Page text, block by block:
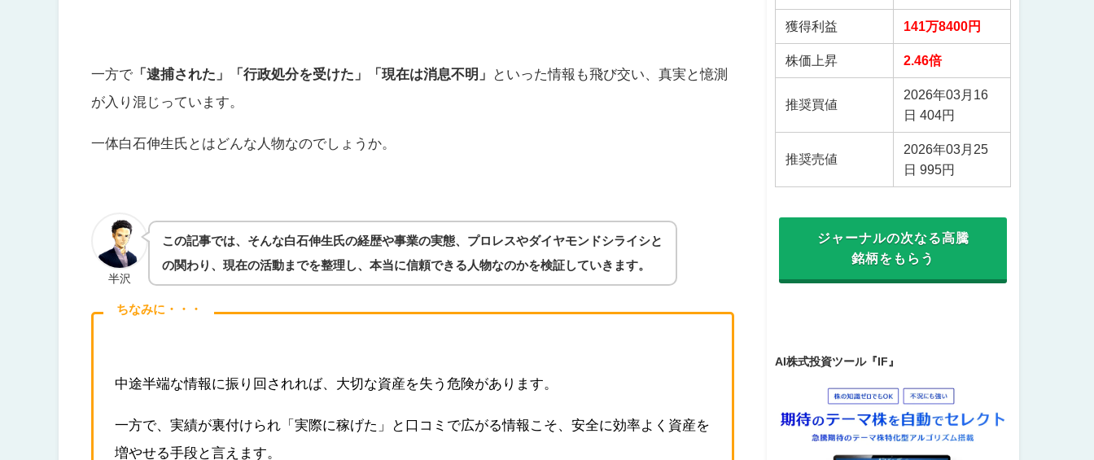
一方で 「逮捕された」「行政処分を受けた」「現在は消息不明」
といった情報も飛び交い、真実と憶測
が入り混じっています。
一体白石伸生氏とはどんな人物なのでしょうか。
半沢
この記事では、そんな白石伸生氏の経歴や事業の実態、プロレスやダイヤモンドシライシと
の関わり、現在の活動までを整理し、本当に信頼できる人物なのかを検証していきます。
ちなみに・・・
中途半端な情報に振り回されれば、大切な資産を失う危険があります。
一方で、実績が裏付けられ「実際に稼げた」と口コミで広がる情報こそ、安全に効率よく資産を
増やせる手段と言えます。
獲得利益 141万8400円
株価上昇 2.46倍
推奨買値
2026年03月16
日 404円
推奨売値
2026年03月25
日 995円
ジャーナルの次なる高騰
銘柄をもらう
AI株式投資ツール『IF』